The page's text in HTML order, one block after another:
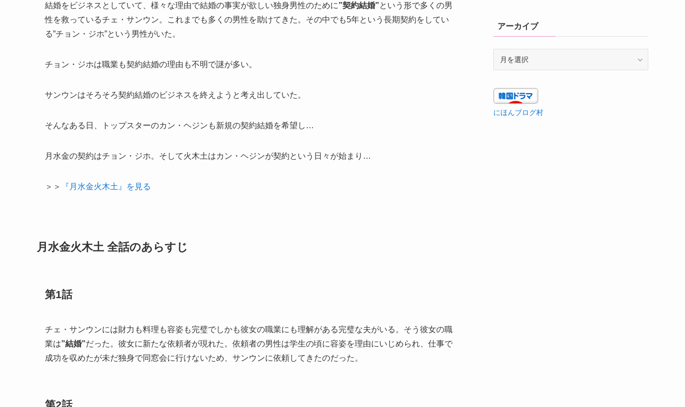
結婚をビジネスとしていて、様々な理由で結婚の事実が欲しい独身男性のために”契約結婚”という形で多くの男
性を救っているチェ・サンウン。これまでも多くの男性を助けてきた。その中でも5年という長期契約をしてい
る”チョン・ジホ”という男性がいた。
チョン・ジホは職業も契約結婚の理由も不明で謎が多い。
サンウンはそろそろ契約結婚のビジネスを終えようと考え出していた。
そんなある日、トップスターのカン・ヘジンも新規の契約結婚を希望し…
月水金の契約はチョン・ジホ。そして火木土はカン・ヘジンが契約という日々が始まり…
＞＞ 『月水金火木土』を見る
月水金火木土 全話のあらすじ
第1話
チェ・サンウンには財力も料理も容姿も完璧でしかも彼女の職業にも理解がある完璧な夫がいる。そう彼女の職
業は”結婚”だった。彼女に新たな依頼者が現れた。依頼者の男性は学生の頃に容姿を理由にいじめられ、仕事で
成功を収めたが未だ独身で同窓会に行けないため、サンウンに依頼してきたのだった。
第2話
アーカイブ
イ
ブ
にほんブログ村